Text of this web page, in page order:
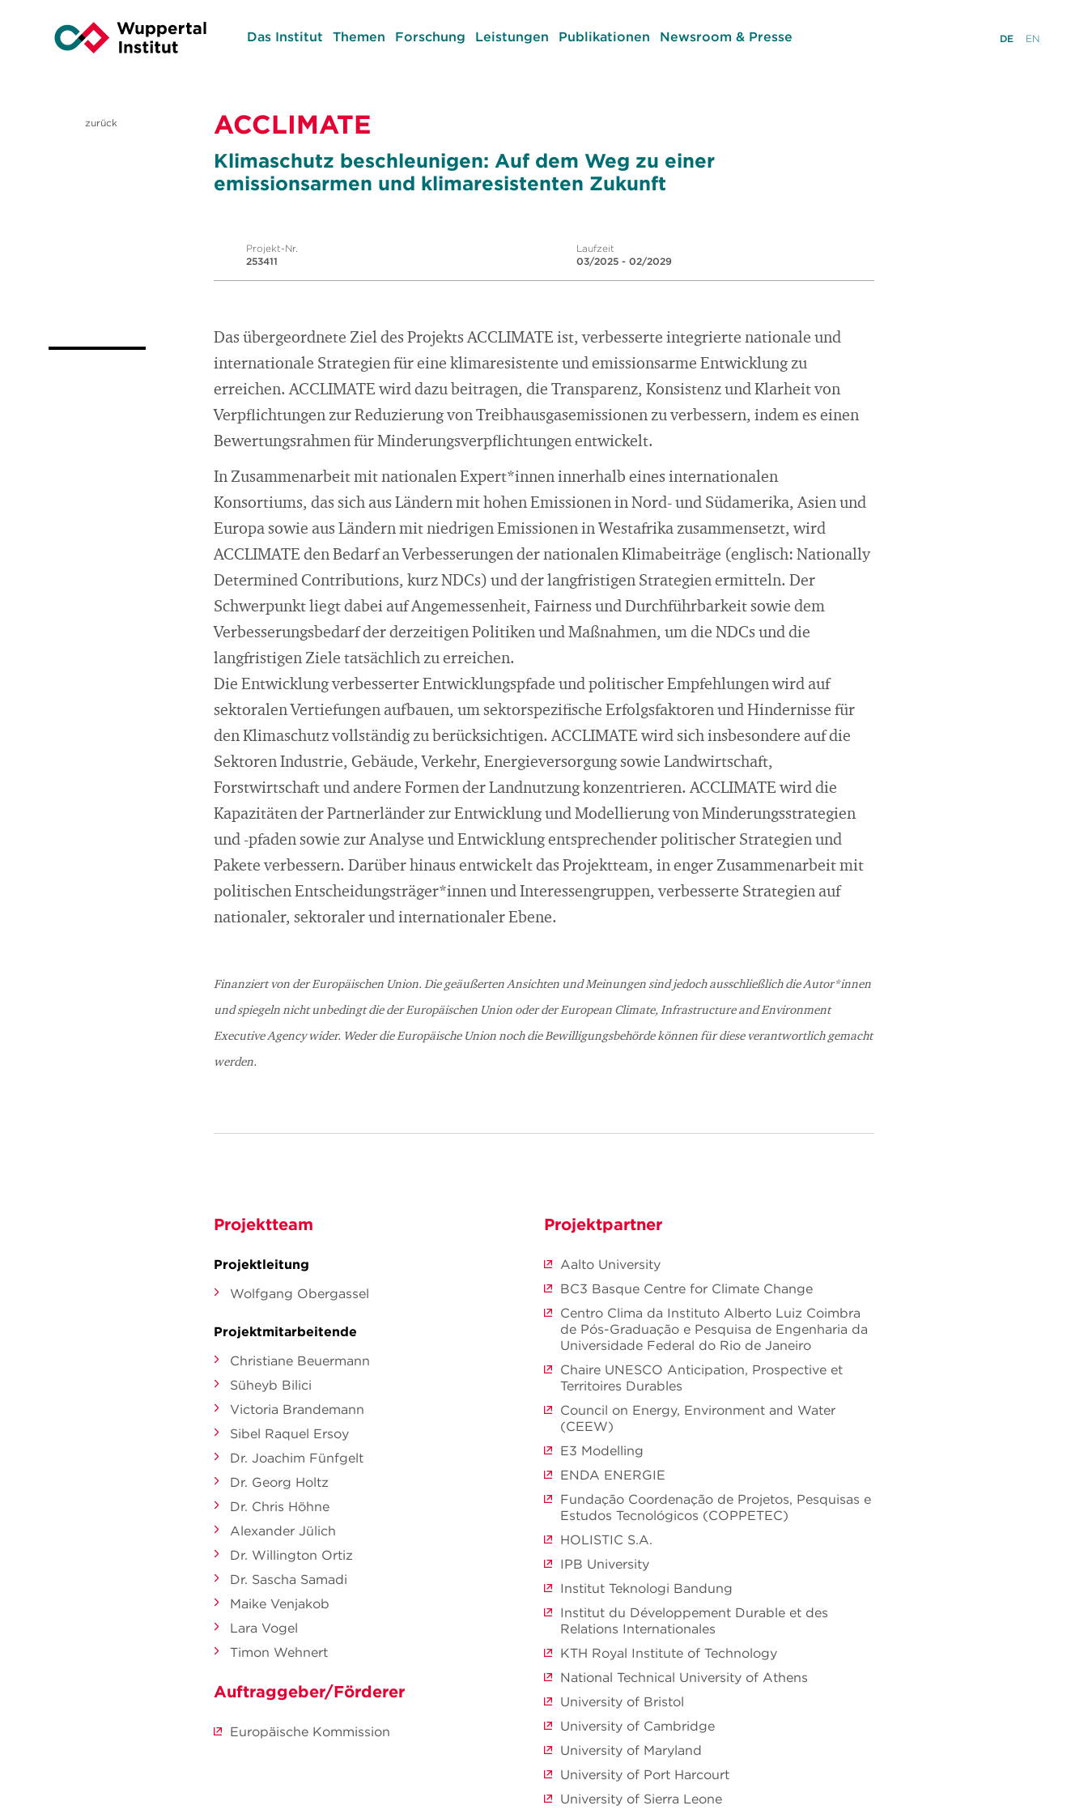
Das Institut Themen Forschung Leistungen Publikationen Newsroom & Presse DE EN
zurück ACCLIMATE
Klimaschutz beschleunigen: Auf dem Weg zu einer
emissionsarmen und klimaresistenten Zukunft
Projekt-Nr.
253411
Laufzeit
03/2025 - 02/2029
Das übergeordnete Ziel des Projekts ACCLIMATE ist, verbesserte integrierte nationale und
internationale Strategien für eine klimaresistente und emissionsarme Entwicklung zu
erreichen. ACCLIMATE wird dazu beitragen, die Transparenz, Konsistenz und Klarheit von
Verpflichtungen zur Reduzierung von Treibhausgasemissionen zu verbessern, indem es einen
Bewertungsrahmen für Minderungsverpflichtungen entwickelt.
In Zusammenarbeit mit nationalen Expert*innen innerhalb eines internationalen
Konsortiums, das sich aus Ländern mit hohen Emissionen in Nord- und Südamerika, Asien und
Europa sowie aus Ländern mit niedrigen Emissionen in Westafrika zusammensetzt, wird
ACCLIMATE den Bedarf an Verbesserungen der nationalen Klimabeiträge (englisch: Nationally
Determined Contributions, kurz NDCs) und der langfristigen Strategien ermitteln. Der
Schwerpunkt liegt dabei auf Angemessenheit, Fairness und Durchführbarkeit sowie dem
Verbesserungsbedarf der derzeitigen Politiken und Maßnahmen, um die NDCs und die
langfristigen Ziele tatsächlich zu erreichen.
Die Entwicklung verbesserter Entwicklungspfade und politischer Empfehlungen wird auf
sektoralen Vertiefungen aufbauen, um sektorspezifische Erfolgsfaktoren und Hindernisse für
den Klimaschutz vollständig zu berücksichtigen. ACCLIMATE wird sich insbesondere auf die
Sektoren Industrie, Gebäude, Verkehr, Energieversorgung sowie Landwirtschaft,
Forstwirtschaft und andere Formen der Landnutzung konzentrieren. ACCLIMATE wird die
Kapazitäten der Partnerländer zur Entwicklung und Modellierung von Minderungsstrategien
und -pfaden sowie zur Analyse und Entwicklung entsprechender politischer Strategien und
Pakete verbessern. Darüber hinaus entwickelt das Projektteam, in enger Zusammenarbeit mit
politischen Entscheidungsträger*innen und Interessengruppen, verbesserte Strategien auf
nationaler, sektoraler und internationaler Ebene.
Finanziert von der Europäischen Union. Die geäußerten Ansichten und Meinungen sind jedoch ausschließlich die Autor*innen
und spiegeln nicht unbedingt die der Europäischen Union oder der European Climate, Infrastructure and Environment
Executive Agency wider. Weder die Europäische Union noch die Bewilligungsbehörde können für diese verantwortlich gemacht
werden.
Projektteam
Projektleitung
Wolfgang Obergassel
Projektmitarbeitende
Christiane Beuermann
Süheyb Bilici
Victoria Brandemann
Sibel Raquel Ersoy
Dr. Joachim Fünfgelt
Dr. Georg Holtz
Dr. Chris Höhne
Alexander Jülich
Dr. Willington Ortiz
Dr. Sascha Samadi
Maike Venjakob
Lara Vogel
Timon Wehnert
Auftraggeber/Förderer
Europäische Kommission
Projektpartner
Aalto University
BC3 Basque Centre for Climate Change
Centro Clima da Instituto Alberto Luiz Coimbra
de Pós-Graduação e Pesquisa de Engenharia da
Universidade Federal do Rio de Janeiro
Chaire UNESCO Anticipation, Prospective et
Territoires Durables
Council on Energy, Environment and Water
(CEEW)
E3 Modelling
ENDA ENERGIE
Fundação Coordenação de Projetos, Pesquisas e
Estudos Tecnológicos (COPPETEC)
HOLISTIC S.A.
IPB University
Institut Teknologi Bandung
Institut du Développement Durable et des
Relations Internationales
KTH Royal Institute of Technology
National Technical University of Athens
University of Bristol
University of Cambridge
University of Maryland
University of Port Harcourt
University of Sierra Leone